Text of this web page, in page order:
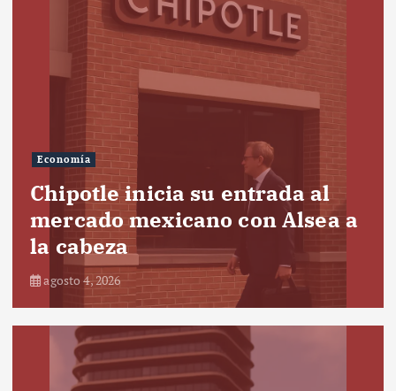
Economía
Chipotle inicia su entrada al
mercado mexicano con Alsea a
la cabeza
agosto 4, 2026